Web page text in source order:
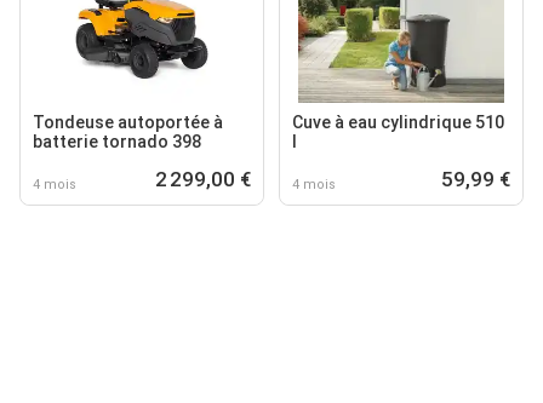
Tondeuse autoportée à
batterie tornado 398
4 mois 2 299,00 €
Cuve à eau cylindrique 510
l
4 mois 59,99 €